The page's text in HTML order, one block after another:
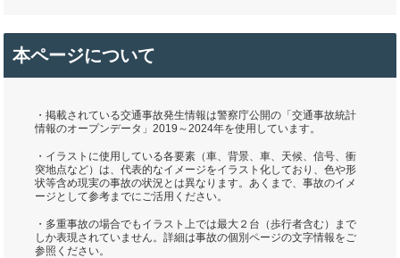
本ページについて
・掲載されている交通事故発生情報は警察庁公開の「交通事故統計
情報のオープンデータ」2019～2024年を使用しています。
・イラストに使用している各要素（車、背景、車、天候、信号、衝
突地点など）は、代表的なイメージをイラスト化しており、色や形
状等含め現実の事故の状況とは異なります。あくまで、事故のイメ
ージとして参考までにご活用ください。
・多重事故の場合でもイラスト上では最大２台（歩行者含む）まで
しか表現されていません。詳細は事故の個別ページの文字情報をご
参照ください。